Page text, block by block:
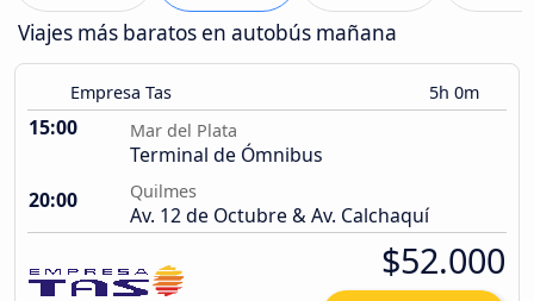
Viajes más baratos en autobús mañana
Empresa Tas 5h 0m
15:00 Mar del Plata
Terminal de Ómnibus
20:00
Quilmes
Av. 12 de Octubre & Av. Calchaquí
$52.000